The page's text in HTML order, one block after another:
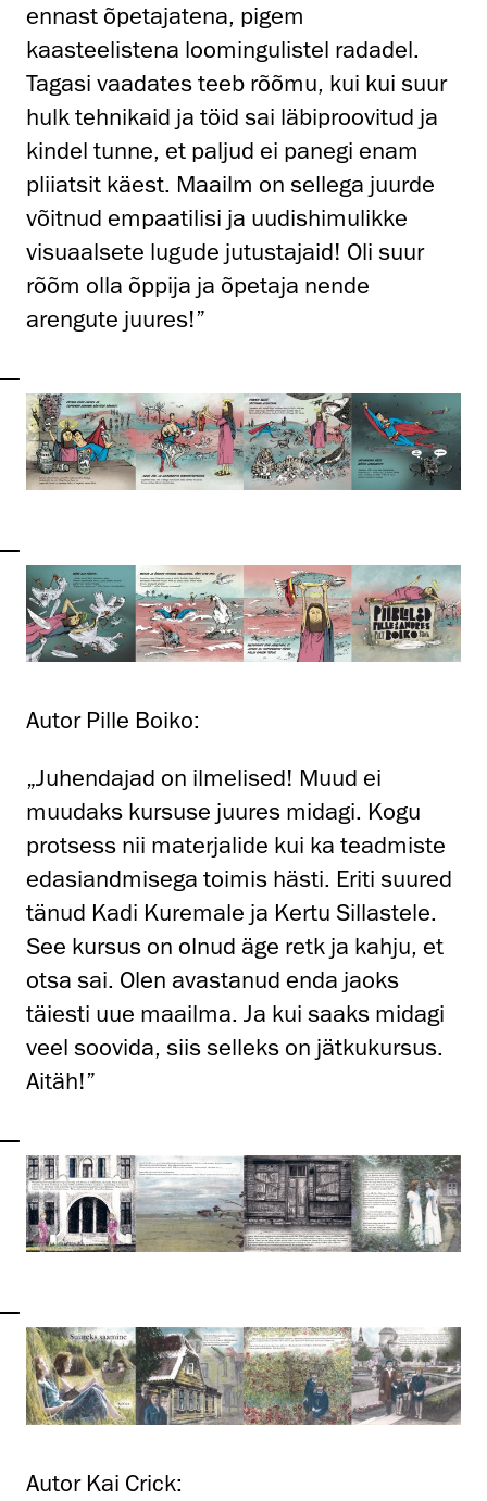
ennast õpetajatena, pigem
kaasteelistena loomingulistel radadel.
Tagasi vaadates teeb rõõmu, kui kui suur
hulk tehnikaid ja töid sai läbiproovitud ja
kindel tunne, et paljud ei panegi enam
pliiatsit käest. Maailm on sellega juurde
võitnud empaatilisi ja uudishimulikke
visuaalsete lugude jutustajaid! Oli suur
rõõm olla õppija ja õpetaja nende
arengute juures!”
Autor Pille Boiko:
„Juhendajad on ilmelised! Muud ei
muudaks kursuse juures midagi. Kogu
protsess nii materjalide kui ka teadmiste
edasiandmisega toimis hästi. Eriti suured
tänud Kadi Kuremale ja Kertu Sillastele.
See kursus on olnud äge retk ja kahju, et
otsa sai. Olen avastanud enda jaoks
täiesti uue maailma. Ja kui saaks midagi
veel soovida, siis selleks on jätkukursus.
Aitäh!”
Autor Kai Crick: